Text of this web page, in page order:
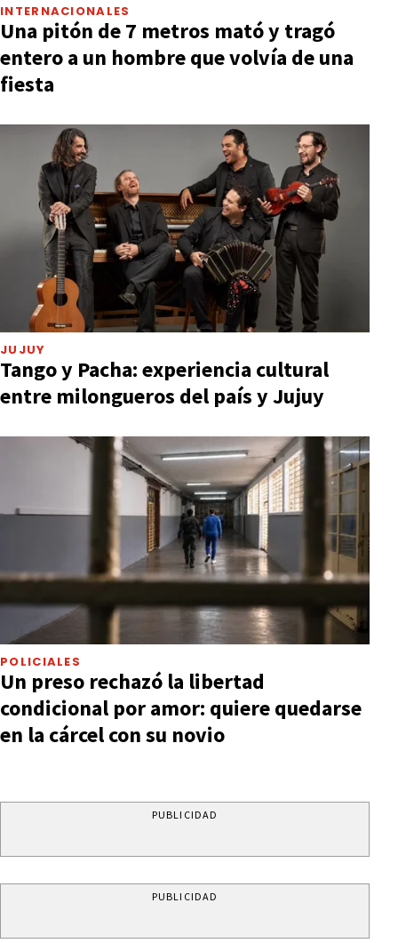
INTERNACIONALES
Una pitón de 7 metros mató y tragó
entero a un hombre que volvía de una
fiesta
JUJUY
Tango y Pacha: experiencia cultural
entre milongueros del país y Jujuy
POLICIALES
Un preso rechazó la libertad
condicional por amor: quiere quedarse
en la cárcel con su novio
PUBLICIDAD
PUBLICIDAD